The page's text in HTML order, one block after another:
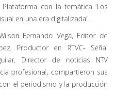
con la temática ‘Los
en una era digitalizada’.
Fernando Vega, Editor de
Productor en RTVC- Señal
Director de noticias NTV
profesional, compartieron sus
el periodismo y la producción